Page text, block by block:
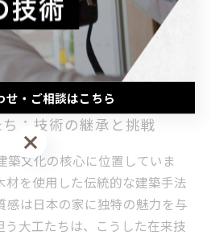
としてのスキルを磨くための多
と革新が共存する建築の世界
ょう。
：技術の継承と挑戦
築文化の核心に位置していま
材を使用した伝統的な建築手法
感は日本の家に独特の魅力を与
う大工たちは、こうした在来技
せ・ご相談はこちら
せ・ご相談はこちら